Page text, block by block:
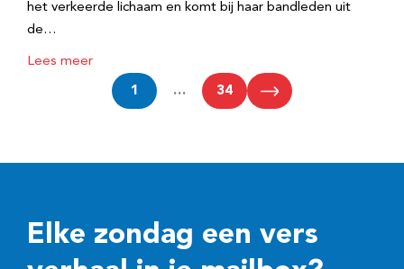
het verkeerde lichaam en komt bij haar bandleden uit
de…
Lees meer
1 … 34
Elke zondag een vers